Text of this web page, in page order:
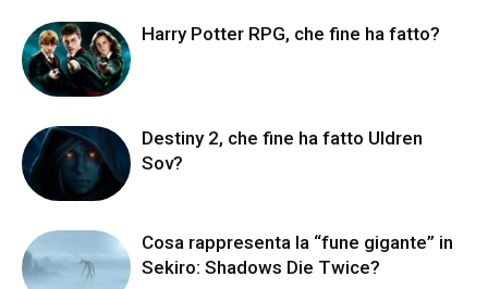
Harry Potter RPG, che fine ha fatto?
Destiny 2, che fine ha fatto Uldren
Sov?
Cosa rappresenta la “fune gigante” in
Sekiro: Shadows Die Twice?